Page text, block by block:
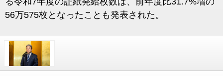
56万575枚となったことも発表された。